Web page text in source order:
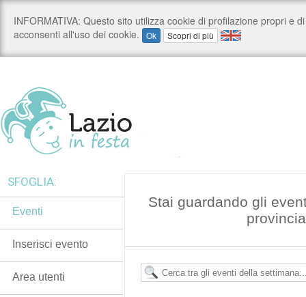
Stai guardando gli
SFOGLIA:
Eventi
Inserisci evento
Area utenti